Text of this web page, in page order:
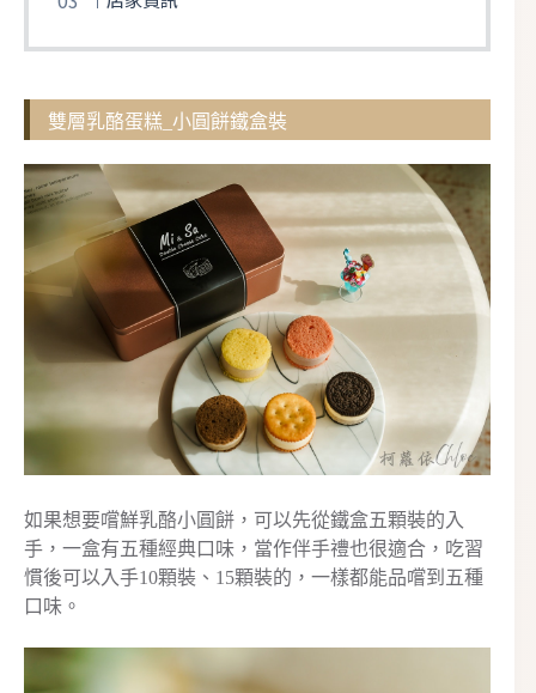
雙層乳酪蛋糕_小圓餅鐵盒裝
如果想要嚐鮮乳酪小圓餅，可以先從鐵盒五顆裝的入
手，一盒有五種經典口味，當作伴手禮也很適合，吃習
慣後可以入手10顆裝、15顆裝的，一樣都能品嚐到五種
口味。